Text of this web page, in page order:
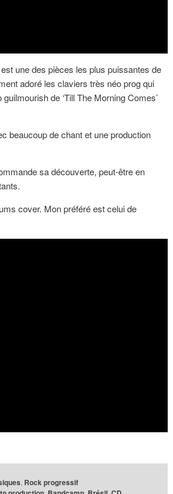
est une des pièces les plus puissantes de
adoré les claviers très néo prog qui
guilmourish de ‘Till The Morning Comes’
beaucoup de chant et une production
sa découverte, peut-être en
cover. Mon préféré est celui de
, Rock progressif